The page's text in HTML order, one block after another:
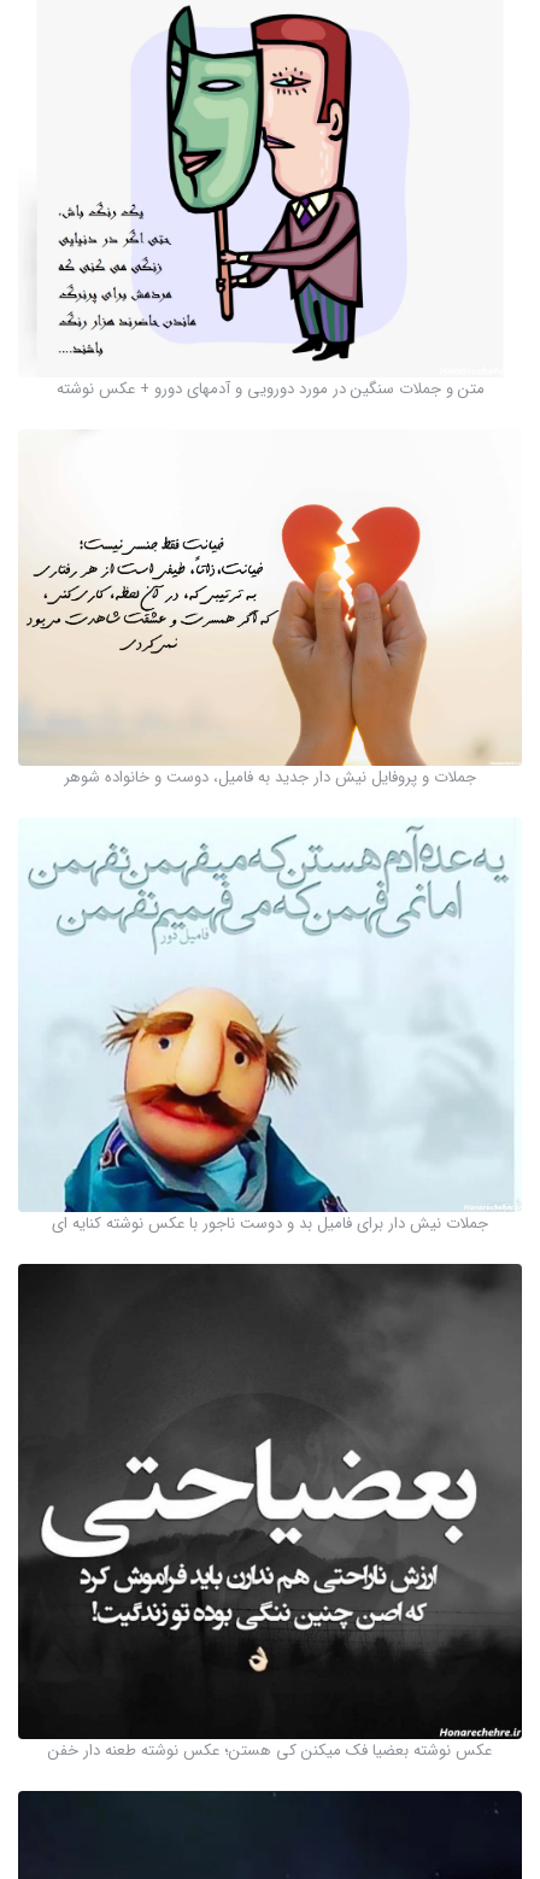
متن و جملات سنگین در مورد دورویی و آدمهای دورو + عکس نوشته
جملات و پروفایل نیش دار جدید به فامیل، دوست و خانواده شوهر
جملات نیش دار برای فامیل بد و دوست ناجور با عکس نوشته کنایه ای
عکس نوشته بعضیا فک میکنن کی هستن؛ عکس نوشته طعنه دار خفن